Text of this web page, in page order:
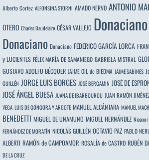
Alberto Cortez ALFONSINA STORNI AMADO NERVO ANTONIO
OTERO Charles Baudelaire CÉSAR VALLEJO Donaciano
Donaciano Donaciano FEDERICO GARCÍA LORCA
y LUCIENTES FÉLIX MARÍA DE SAMANIEGO GABRIELA MISTRAL
GUSTAVO ADOLFO BÉCQUER JAIME GIL de BIEDMA JAIME SABINES
GUILLÉN JORGE LUIS BORGES JOSÉ BERGAMIN JOSÉ DE
JOSÉ ÁNGEL BUESA JUANA DE IBARBOUROU JUAN RAMÓN
VEGA LUIS DE GÓNGORA Y ARGOTE MANUEL ALCÁNTARA MANUEL
BENEDETTI MIGUEL DE UNAMUNO MIGUEL HERNÁNDEZ Nicanor
FERNÁNDEZ DE MORATÍN NICOLÁS GUILLÉN OCTAVIO PAZ PABLO
ALBERTI RAMÓN de CAMPOAMOR ROSALÍA de CASTRO RUBÉN
DE LA CRUZ